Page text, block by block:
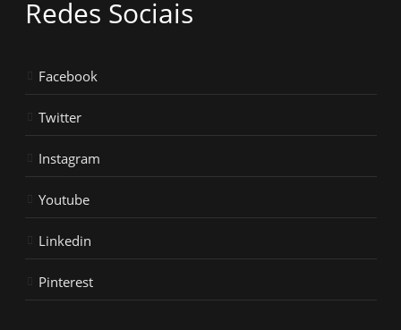
Redes Sociais
Facebook
Twitter
Instagram
Youtube
Linkedin
Pinterest